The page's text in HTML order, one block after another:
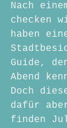
Nach
checken
haben
Guide,
Abend
Doch
dafür
finden